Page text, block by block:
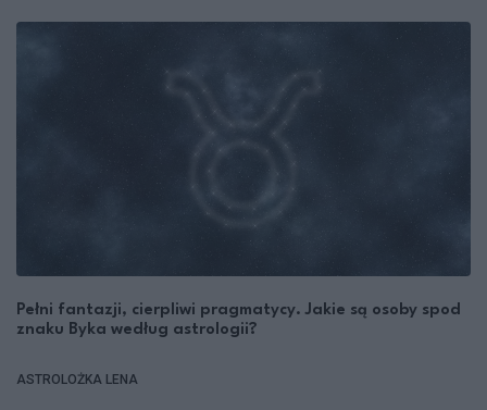
Pełni fantazji, cierpliwi pragmatycy. Jakie są osoby spod
znaku Byka według astrologii?
ASTROLOŻKA LENA